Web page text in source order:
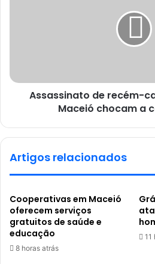
Assassinato de recém-
Maceió chocam a
Artigos relacionados
Cooperativas em Maceió
oferecem serviços
gratuitos de saúde e
educação
8 horas atrás
11